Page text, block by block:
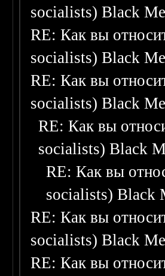
socialists) Black
RE: Как вы
socialists) Black
RE: Как вы
socialists) Black
RE: Как вы
socialists) Black
RE: Как вы
socialists) Black
RE: Как вы
socialists) Black
RE: Как вы